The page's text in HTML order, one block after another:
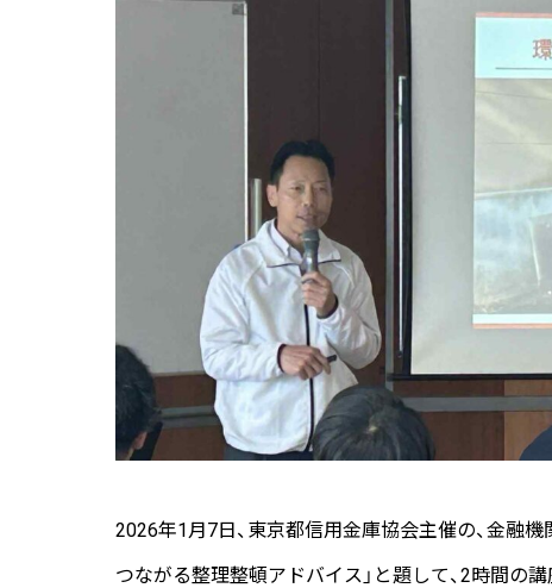
2026年1月7日、東京都信用金庫協会主催の、金融
つながる整理整頓アドバイス」と題して、2時間の